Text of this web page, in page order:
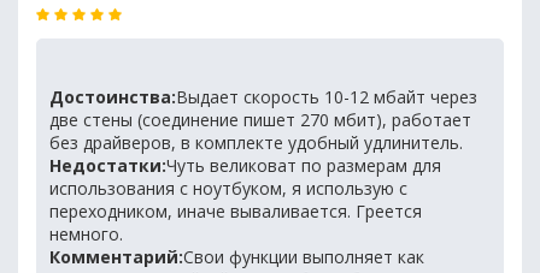
Достоинства:Выдает скорость 10-12 мбайт через
две стены (соединение пишет 270 мбит), работает
без драйверов, в комплекте удобный удлинитель.
Недостатки:Чуть великоват по размерам для
использования с ноутбуком, я использую с
переходником, иначе вываливается. Греется
немного.
Комментарий:Свои функции выполняет как